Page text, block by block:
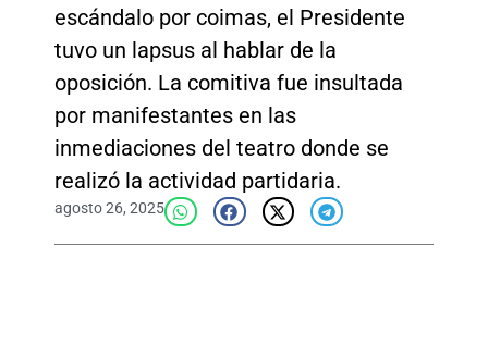
escándalo por coimas, el Presidente
tuvo un lapsus al hablar de la
oposición. La comitiva fue insultada
por manifestantes en las
inmediaciones del teatro donde se
realizó la actividad partidaria.
agosto 26, 2025